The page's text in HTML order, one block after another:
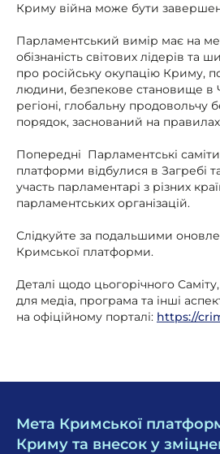
Криму війна може бути
Парламентський вимір має на
обізнаність світових лідерів та
про російську окупацію Криму,
людини, безпекове становище в
регіоні, глобальну продовольчу
порядок, заснований на
Попередні Парламентські
платформи відбулися в Загребі
участь парламентарі з різних
парламентських організацій.
Слідкуйте за подальшими
Кримської платформи.
Деталі щодо цьогорічного
для медіа, програма та інші
на офіційному порталі: https://
Мета Кримської
Криму та внесок у